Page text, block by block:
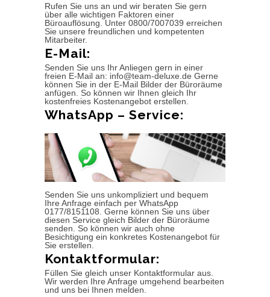
Rufen Sie uns an und wir beraten Sie gern
über alle wichtigen Faktoren einer
Büroauflösung. Unter 0800/7007039 erreichen
Sie unsere freundlichen und kompetenten
Mitarbeiter.
E-Mail:
Senden Sie uns Ihr Anliegen gern in einer
freien E-Mail an: info@team-deluxe.de Gerne
können Sie in der E-Mail Bilder der Büroräume
anfügen. So können wir Ihnen gleich Ihr
kostenfreies Kostenangebot erstellen.
WhatsApp – Service:
Senden Sie uns unkompliziert und bequem
Ihre Anfrage einfach per WhatsApp
0177/8151108. Gerne können Sie uns über
diesen Service gleich Bilder der Büroräume
senden. So können wir auch ohne
Besichtigung ein konkretes Kostenangebot für
Sie erstellen.
Kontaktformular:
Füllen Sie gleich unser Kontaktformular aus.
Wir werden Ihre Anfrage umgehend bearbeiten
und uns bei Ihnen melden.